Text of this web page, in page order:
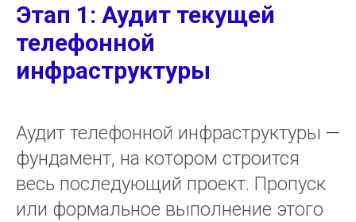
Этап 1: Аудит текущей
телефонной
инфраструктуры
Аудит телефонной инфраструктуры —
фундамент, на котором строится
весь последующий проект. Пропуск
или формальное выполнение этого